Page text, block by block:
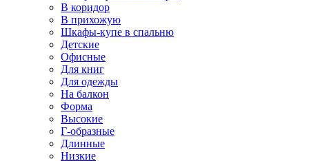
В коридор
В прихожую
Шкафы-купе в спальню
Детские
Офисные
Для книг
Для одежды
На балкон
Форма
Высокие
Г-образные
Длинные
Низкие